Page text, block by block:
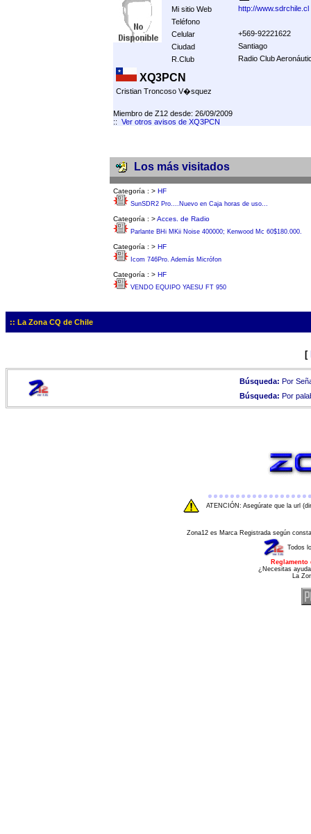
Mi sitio Web
http://www.sdrchile.cl
Teléfono
Celular
+569-92221622
Ciudad
Santiago
R.Club
Radio Club
XQ3PCN
Cristian Troncoso V�squez
Miembro de Z12 desde: 26/09/2009
:: Ver otros avisos de XQ3PCN
Los más visitados
Categoría : > HF
SunSDR2 Pro....Nuevo en Caja horas de uso...
Categoría : >Acces. de Radio
Parlante BHi MKii Noise 400000; Kenwood Mc 60$180.000.
Categoría : > HF
Icom 746Pro. Además Micrófon
Categoría : > HF
VENDO EQUIPO YAESU FT 950
:: La Zona CQ de Chile
[
Búsqueda: Por
Búsqueda: Por
ATENCIÓN: Asegúrate que la url
Zona12 es Marca Registrada según
Todos
¿Necesitas
La